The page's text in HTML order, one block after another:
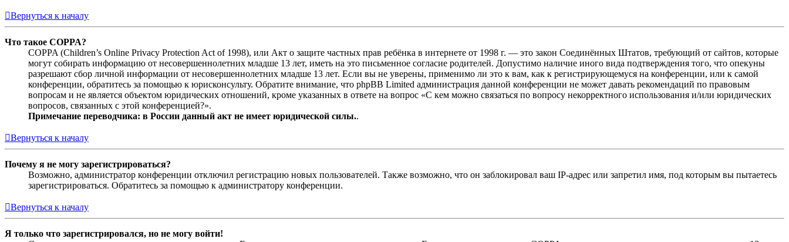
Вернуться к началу
Что такое COPPA?
COPPA (Children’s Online Privacy Protection Act of 1998), или Акт о защите частных прав ребёнка в интернете от 1998 г. — это закон Соединённых Штатов, требующий от сайтов, которые
могут собирать информацию от несовершеннолетних младше 13 лет, иметь на это письменное согласие родителей. Допустимо наличие иного вида подтверждения того, что опекуны
разрешают сбор личной информации от несовершеннолетних младше 13 лет. Если вы не уверены, применимо ли это к вам, как к регистрирующемуся на конференции, или к самой
конференции, обратитесь за помощью к юрисконсульту. Обратите внимание, что phpBB Limited администрация данной конференции не может давать рекомендаций по правовым
вопросам и не является объектом юридических отношений, кроме указанных в ответе на вопрос «С кем можно связаться по вопросу некорректного использования и/или юридических
вопросов, связанных с этой конференцией?».
Примечание переводчика: в России данный акт не имеет юридической силы..
Вернуться к началу
Почему я не могу зарегистрироваться?
Возможно, администратор конференции отключил регистрацию новых пользователей. Также возможно, что он заблокировал ваш IP-адрес или запретил имя, под которым вы пытаетесь
зарегистрироваться. Обратитесь за помощью к администратору конференции.
Вернуться к началу
Я только что зарегистрировался, но не могу войти!